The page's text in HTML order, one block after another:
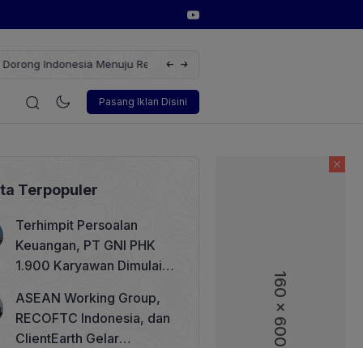
160 x 600
dengan Solusi
Wakil Direktur Utama PT Pelindo,
Pasang Iklan Disini
Korporasi Teknologi Otomotif
Terpopuler
Terhimpit Persoalan
Keuangan, PT GNI PHK
1.900 Karyawan Dimulai 5
ASEAN Working Group,
RECOFTC Indonesia, dan
ClientEarth Gelar